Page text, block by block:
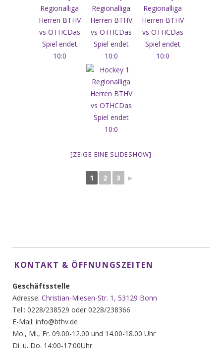
[ZEIGE EINE SLIDESHOW]
1 2 3 ►
KONTAKT & ÖFFNUNGSZEITEN
Geschäftsstelle
Adresse: Christian-Miesen-Str. 1, 53129 Bonn
Tel.: 0228/238529 oder 0228/238366
E-Mail: info@bthv.de
Mo., Mi., Fr. 09.00-12.00 und 14.00-18.00 Uhr
Di. u. Do. 14:00-17:00Uhr